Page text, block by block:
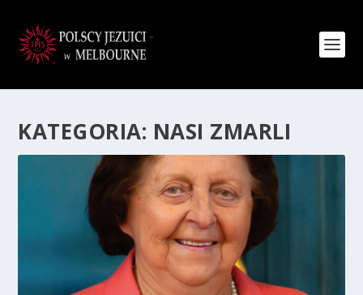
KATEGORIA: NASI ZMARLI